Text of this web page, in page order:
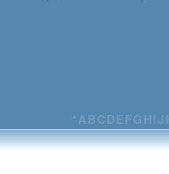
*ABCDEFG HIJ